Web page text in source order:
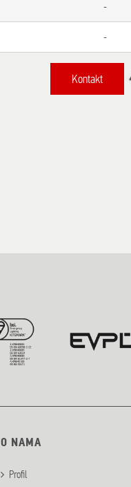
-
-
Kontakt
O NAMA
Profil